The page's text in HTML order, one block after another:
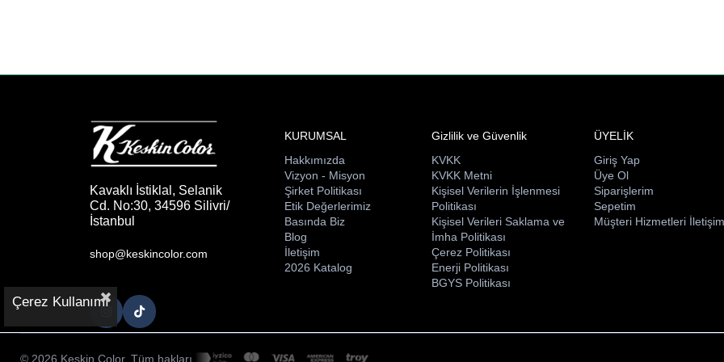
Kavaklı İstiklal, Selanik
Cd. No:30, 34596 Silivri/
İstanbul
shop@keskincolor.com
KURUMSAL
Hakkımızda
Vizyon - Misyon
Şirket Politikası
Etik Değerlerimiz
Basında Biz
Blog
İletişim
2026 Katalog
Gizlilik ve Güvenlik
KVKK
KVKK Metni
Kişisel Verilerin İşlenmesi
Politikası
Kişisel Verileri Saklama ve
İmha Politikası
Çerez Politikası
Enerji Politikası
BGYS Politikası
ÜYELİK
Giriş Yap
Üye Ol
Siparişlerim
Sepetim
Müşteri Hizmetleri İletişim
© 2026 Keskin Color. Tüm hakları
Çerez Kullanımı